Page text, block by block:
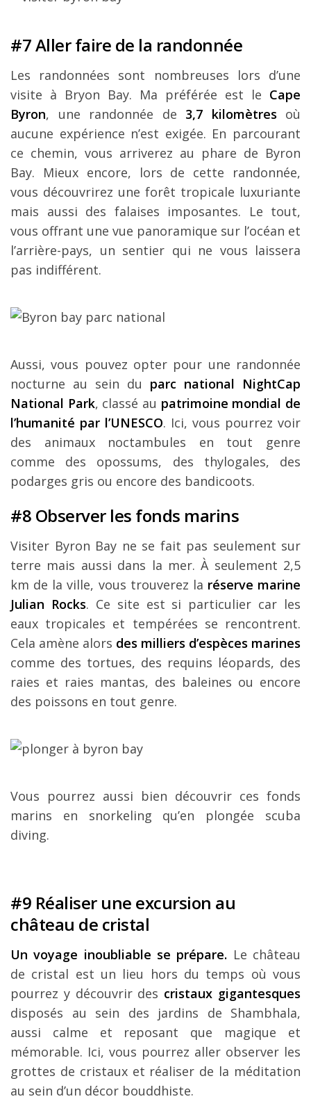
#7 Aller faire de la randonnée
Les randonnées sont nombreuses lors d’une
visite à Bryon Bay. Ma préférée est le Cape
Byron, une randonnée de 3,7 kilomètres où
aucune expérience n’est exigée. En parcourant
ce chemin, vous arriverez au phare de Byron
Bay. Mieux encore, lors de cette randonnée,
vous découvrirez une forêt tropicale luxuriante
mais aussi des falaises imposantes. Le tout,
vous offrant une vue panoramique sur l’océan et
l’arrière-pays, un sentier qui ne vous laissera
pas indifférent.
Aussi, vous pouvez opter pour une randonnée
nocturne au sein du parc national NightCap
National Park, classé au patrimoine mondial de
l’humanité par l’UNESCO. Ici, vous pourrez voir
des animaux noctambules en tout genre
comme des opossums, des thylogales, des
podarges gris ou encore des bandicoots.
#8 Observer les fonds marins
Visiter Byron Bay ne se fait pas seulement sur
terre mais aussi dans la mer. À seulement 2,5
km de la ville, vous trouverez la réserve marine
Julian Rocks. Ce site est si particulier car les
eaux tropicales et tempérées se rencontrent.
Cela amène alors des milliers d’espèces marines
comme des tortues, des requins léopards, des
raies et raies mantas, des baleines ou encore
des poissons en tout genre.
Vous pourrez aussi bien découvrir ces fonds
marins en snorkeling qu’en plongée scuba
diving.
#9 Réaliser une excursion au
château de cristal
Un voyage inoubliable se prépare. Le château
de cristal est un lieu hors du temps où vous
pourrez y découvrir des cristaux gigantesques
disposés au sein des jardins de Shambhala,
aussi calme et reposant que magique et
mémorable. Ici, vous pourrez aller observer les
grottes de cristaux et réaliser de la méditation
au sein d’un décor bouddhiste.